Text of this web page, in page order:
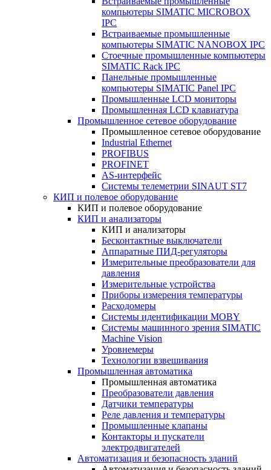
компьютеры SIMATIC MICROBOX
IPC
Встраиваемые промышленные
компьютеры SIMATIC NANOBOX IPC
Стоечные промышленные компьютеры
SIMATIC Rack IPC
Панельные промышленные
компьютеры SIMATIC Panel IPC
Промышленные LCD мониторы
Промышленная LCD клавиатура
Промышленное сетевое оборудование
Промышленное сетевое оборудование
Industrial Ethernet
PROFIBUS
PROFINET
AS-интерфейс
Системы телеметрии SINAUT ST7
КИП и полевое оборудование
КИП и полевое оборудование
КИП и анализаторы
КИП и анализаторы
Бесконтактные выключатели
Аппаратные ПИД-регуляторы
Измерительные преобразователи для
давления
Измерительные устройства
Приборы измерения температуры
Расходомеры
Системы идентификации MOBY
Системы машинного зрения SIMATIC
Machine Vision
Уровнемеры
Технологии взвешивания
Промышленная автоматика
Промышленная автоматика
Преобразователи давления
Датчики температуры
Реле давления и температуры
Промышленные клапаны
Контакторы и пускатели
электродвигателей
Автоматизация и безопасность зданий